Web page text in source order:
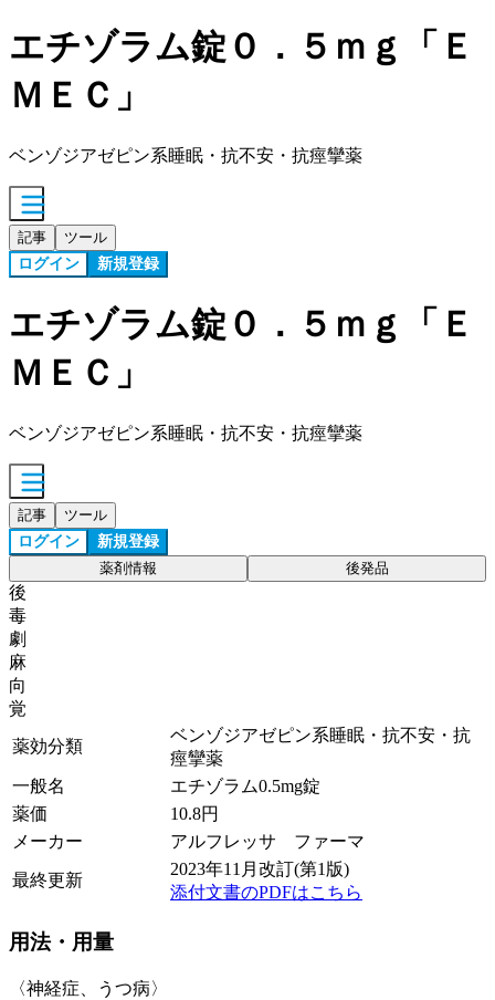
エチゾラム錠０．５ｍｇ「Ｅ
ＭＥＣ」
ベンゾジアゼピン系睡眠・抗不安・抗痙攣薬
記事 ツール
ログイン 新規登録
エチゾラム錠０．５ｍｇ「Ｅ
ＭＥＣ」
ベンゾジアゼピン系睡眠・抗不安・抗痙攣薬
記事 ツール
ログイン 新規登録
薬剤情報 後発品
後
毒
劇
麻
向
覚
薬効分類
ベンゾジアゼピン系睡眠・抗不安・抗
痙攣薬
一般名
エチゾラム0.5mg錠
薬価
10.8円
メーカー
アルフレッサ ファーマ
最終更新
2023年11月改訂(第1版)
添付文書のPDFはこちら
用法・用量
〈神経症、うつ病〉